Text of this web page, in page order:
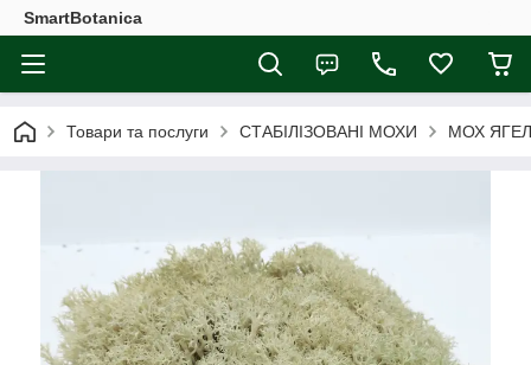
SmartBotanica
Товари та послуги СТАБІЛІЗОВАНІ МОХИ МОХ